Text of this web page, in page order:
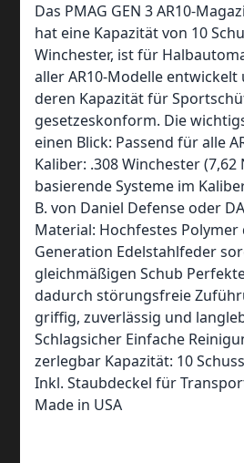
Das PMAG GEN 3 AR10-
hat eine Kapazität von 10
Winchester, ist für
aller AR10-Modelle
deren Kapazität für
gesetzeskonform. Die
einen Blick: Passend für alle
Kaliber: .308 Winchester (7,62
basierende Systeme im
B. von Daniel Defense oder
Material: Hochfestes Polymer
Generation Edelstahlfeder
gleichmäßigen Schub
dadurch störungsfreie
griffig, zuverlässig und
Schlagsicher Einfache
zerlegbar Kapazität: 10
Inkl. Staubdeckel für
Made in USA